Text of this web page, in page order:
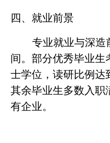
四、就业前景
专业就业与深造
间。部分优秀毕业
士学位，读研比例达
其余毕业生多数入职
有企业。